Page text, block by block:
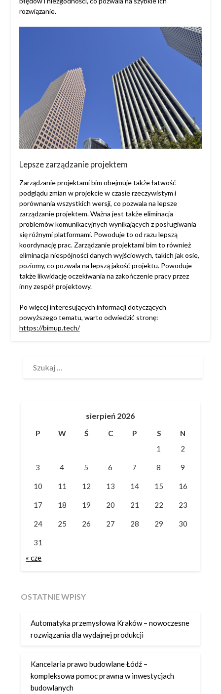
rozwiązanie.
Lepsze zarządzanie projektem
Zarządzanie projektami bim obejmuje także łatwość
podglądu zmian w projekcie w czasie rzeczywistym i
porównania wszystkich wersji, co pozwala na lepsze
zarządzanie projektem. Ważna jest także eliminacja
problemów komunikacyjnych wynikających z posługiwania
się różnymi platformami. Powoduje to od razu lepszą
koordynację prac. Zarządzanie projektami bim to również
eliminacja niespójności danych wyjściowych, takich jak osie,
poziomy, co pozwala na lepszą jakość projektu. Powoduje
także likwidację oczekiwania na zakończenie pracy przez
inny zespół projektowy.
Po więcej interesujących informacji dotyczących
powyższego tematu, warto odwiedzić stronę:
https://bimup.tech/
sierpień 2026
P W Ś C P S
N
1
2
3 4 5 6 7 8 9
10 11 12 13 14 15 16
17 18 19 20 21 22 23
24 25 26 27 28 29 30
31
« cze
OSTATNIE WPISY
Automatyka przemysłowa Kraków – nowoczesne
rozwiązania dla wydajnej produkcji
Kancelaria prawo budowlane Łódź –
kompleksowa pomoc prawna w inwestycjach
budowlanych